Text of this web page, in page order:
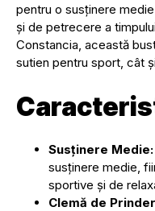
pentru o susținere
și de petrecere a
Constancia, această
sutien pentru sport, cât
Susținere Medie:
susținere medie,
sportive și de
Clemă de